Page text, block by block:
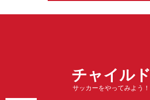
チャイルド
サッカーをやってみよう！